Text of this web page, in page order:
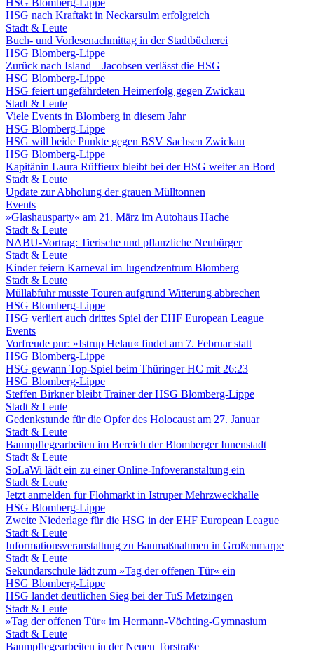
HSG Blomberg-Lippe
HSG nach Kraftakt in Neckarsulm erfolgreich
Stadt & Leute
Buch- und Vorlesenachmittag in der Stadtbücherei
HSG Blomberg-Lippe
Zurück nach Island – Jacobsen verlässt die HSG
HSG Blomberg-Lippe
HSG feiert ungefährdeten Heimerfolg gegen Zwickau
Stadt & Leute
Viele Events in Blomberg in diesem Jahr
HSG Blomberg-Lippe
HSG will beide Punkte gegen BSV Sachsen Zwickau
HSG Blomberg-Lippe
Kapitänin Laura Rüffieux bleibt bei der HSG weiter an Bord
Stadt & Leute
Update zur Abholung der grauen Mülltonnen
Events
»Glashausparty« am 21. März im Autohaus Hache
Stadt & Leute
NABU-Vortrag: Tierische und pflanzliche Neubürger
Stadt & Leute
Kinder feiern Karneval im Jugendzentrum Blomberg
Stadt & Leute
Müllabfuhr musste Touren aufgrund Witterung abbrechen
HSG Blomberg-Lippe
HSG verliert auch drittes Spiel der EHF European League
Events
Vorfreude pur: »Istrup Helau« findet am 7. Februar statt
HSG Blomberg-Lippe
HSG gewann Top-Spiel beim Thüringer HC mit 26:23
HSG Blomberg-Lippe
Steffen Birkner bleibt Trainer der HSG Blomberg-Lippe
Stadt & Leute
Gedenkstunde für die Opfer des Holocaust am 27. Januar
Stadt & Leute
Baumpflegearbeiten im Bereich der Blomberger Innenstadt
Stadt & Leute
SoLaWi lädt ein zu einer Online-Infoveranstaltung ein
Stadt & Leute
Jetzt anmelden für Flohmarkt in Istruper Mehrzweckhalle
HSG Blomberg-Lippe
Zweite Niederlage für die HSG in der EHF European League
Stadt & Leute
Informationsveranstaltung zu Baumaßnahmen in Großenmarpe
Stadt & Leute
Sekundarschule lädt zum »Tag der offenen Tür« ein
HSG Blomberg-Lippe
HSG landet deutlichen Sieg bei der TuS Metzingen
Stadt & Leute
»Tag der offenen Tür« im Hermann-Vöchting-Gymnasium
Stadt & Leute
Baumpflegearbeiten in der Neuen Torstraße